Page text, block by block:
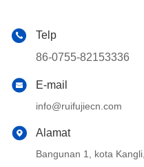
Telp
86-0755-82153336
E-mail
info@ruifujiecn.com
Alamat
Bangunan 1, kota